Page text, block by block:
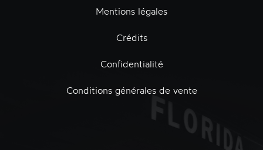
Mentions légales
Crédits
Confidentialité
Conditions générales de vente